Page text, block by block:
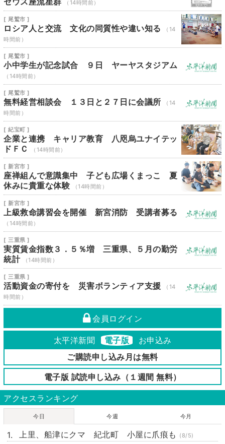
（14時間前）
[ 尾鷲市 ]
ロシア人と交流 文化の同質性や違い知る
（14
時間前）
[ 尾鷲市 ]
小中学生が記念試合 ９日 ヤーヤスタジアム
（14時間前）
[ 尾鷲市 ]
無料経営相談会 １３日と２７日に会議所
（14
時間前）
[ 紀宝町 ]
企業と連携 キャリア教育 八咫烏ユナイテッ
ドＦＣ
（14時間前）
[ 新宮市 ]
座禅組んで意識集中 子ども広場くまっこ 夏
休みに貴重な体験
（14時間前）
[ 新宮市 ]
上級救命講習会を開催 新宮消防 受講者募る
（14時間前）
[ 三重県 ]
実質賃金指数３．５％増 三重県、５月の勤労
統計
（14時間前）
[ 三重県 ]
活動資金の寄付を 災害ボランティア支援
（14
時間前）
会員ログイン
太平洋新聞 電子版
お申込み
ご購読申し込み月は無料
電子版 試読申し込み（１週間 無料）
アクセスランキング
今日 今週 今月
上里、船津にクマ 紀北町 小屋に爪痕も (8/5)